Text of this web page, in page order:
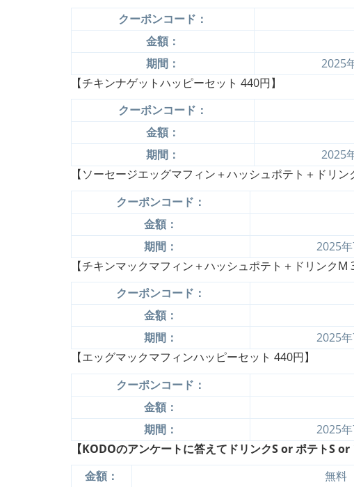
クーポンコード：
金額：
期間：
2025
【チキンナゲットハッピーセット 440円】
クーポンコード：
金額：
期間：
2025
【ソーセージエッグマフィン＋ハッシュポテト＋ドリン
クーポンコード：
金額：
期間：
2025
【チキンマックマフィン＋ハッシュポテト＋ドリンクM
クーポンコード：
金額：
期間：
2025
【エッグマックマフィンハッピーセット 440円】
クーポンコード：
金額：
期間：
2025
【KODOのアンケートに答えてドリンクS or ポテトS or
金額：
無料